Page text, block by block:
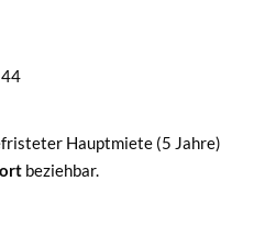
Hauptmiete (5 Jahre)
beziehbar.